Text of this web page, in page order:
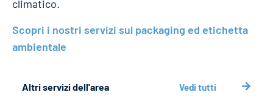
climatico.
Scopri i nostri servizi sul packaging ed etichetta
ambientale
Altri servizi dell'area Vedi tutti